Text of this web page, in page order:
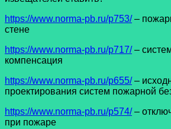
https://www.norma-pb.ru/p753/–
стене
https://www.norma-pb.ru/p717/–
компенсация
https://www.norma-pb.ru/p655/–
проектирования систем пожарной
https://www.norma-pb.ru/p574/–
при пожаре